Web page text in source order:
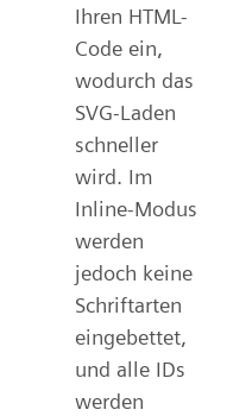
Ihren HTML-
Code ein,
wodurch das
SVG-Laden
schneller
wird. Im
Inline-Modus
werden
jedoch keine
Schriftarten
eingebettet,
und alle IDs
werden